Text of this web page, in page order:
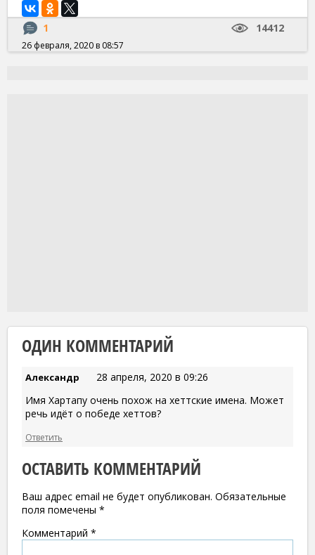
1 14412
26 февраля, 2020 в 08:57
ОДИН КОММЕНТАРИЙ
Александр
28 апреля, 2020 в 09:26
Имя Хартапу очень похож на хеттские имена. Может
речь идёт о победе хеттов?
Ответить
ОСТАВИТЬ КОММЕНТАРИЙ
Ваш адрес email не будет опубликован. Обязательные
поля помечены *
Комментарий *